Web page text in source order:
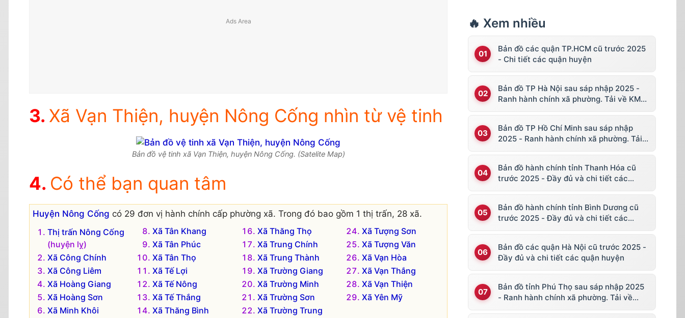
Xã Vạn Thiện, huyện Nông Cống nhìn từ vệ tinh
Bản đồ vệ tinh xã Vạn Thiện, huyện Nông Cống. (Satelite Map)
Có thể bạn quan tâm
Huyện Nông Cống có 29 đơn vị hành chính cấp phường xã. Trong đó bao gồm 1 thị trấn, 28 xã.
Thị trấn Nông Cống
(huyện lỵ)
Xã Công Chính
Xã Công Liêm
Xã Hoàng Giang
Xã Hoàng Sơn
Xã Minh Khôi
Xã Tân Khang
Xã Tân Phúc
Xã Tân Thọ
Xã Tế Lợi
Xã Tế Nông
Xã Tế Thắng
Xã Thăng Bình
Xã Thăng Thọ
Xã Trung Chính
Xã Trung Thành
Xã Trường Giang
Xã Trường Minh
Xã Trường Sơn
Xã Trường Trung
Xã Tượng Sơn
Xã Tượng Văn
Xã Vạn Hòa
Xã Vạn Thắng
Xã Vạn Thiện
Xã Yên Mỹ
🔥 Xem nhiều
Bản đồ các quận TP.HCM cũ trước 2025
- Chi tiết các quận huyện
Bản đồ TP Hà Nội sau sáp nhập 2025 -
Ranh hành chính xã phường. Tải về KML,
Bản đồ TP Hồ Chí Minh sau sáp nhập
2025 - Ranh hành chính xã phường. Tải
Bản đồ hành chính tỉnh Thanh Hóa cũ
trước 2025 - Đầy đủ và chi tiết các
Bản đồ hành chính tỉnh Bình Dương cũ
trước 2025 - Đầy đủ và chi tiết các
Bản đồ các quận Hà Nội cũ trước 2025 -
Đầy đủ và chi tiết các quận huyện
Bản đồ tỉnh Phú Thọ sau sáp nhập 2025
- Ranh hành chính xã phường. Tải về